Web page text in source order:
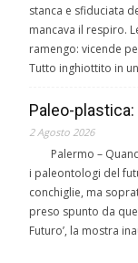
stanca e sfiduciata
mancava il respiro.
ramengo: vicende
Tutto inghiottito in
Paleo-
2 Agosto 2026
Palermo –
i paleontologi del
conchiglie, ma
preso spunto da
Futuro’, la mostra